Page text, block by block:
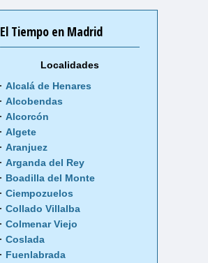
El Tiempo en Madrid
Localidades
Alcalá de Henares
Alcobendas
Alcorcón
Algete
Aranjuez
Arganda del Rey
Boadilla del Monte
Ciempozuelos
Collado Villalba
Colmenar Viejo
Coslada
Fuenlabrada